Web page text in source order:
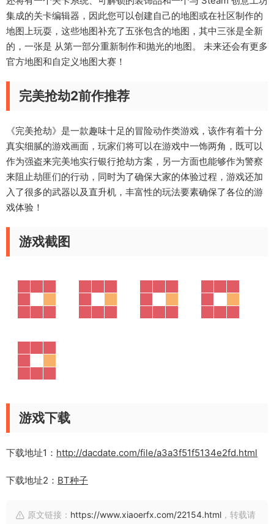
集成的关卡编辑器，因此您可以创建自己的地图或在社区制作的
地图上玩耍，这些地图补充了五张包含的地图，其中三张是全新
的，一张是 从第一部分重新制作和抛光的地图。 未来还会有更多
官方地图和自定义地图大赛！
完美抢劫2前作推荐
《完美抢劫》是一款趣味十足的冒险动作类游戏，该作有着十分
真实细腻的游戏画面，玩家们将可以在游戏中一饰两角，既可以
作为强盗来完美地实行银行抢劫方案，另一方面也能够作为警察
来阻止劫匪们的行动，同时为了确保大家的体验过程，游戏还加
入了很多的武器以及直升机，丰富性的玩法要素确保了各位的游
戏体验！
游戏截图
游戏下载
下载地址1： http://dacdate.com/file/a3a3f51f5134e2fd.html
下载地址2： BT种子
原文链接： https://www.xiaoerfx.com/22154.html ，转载请